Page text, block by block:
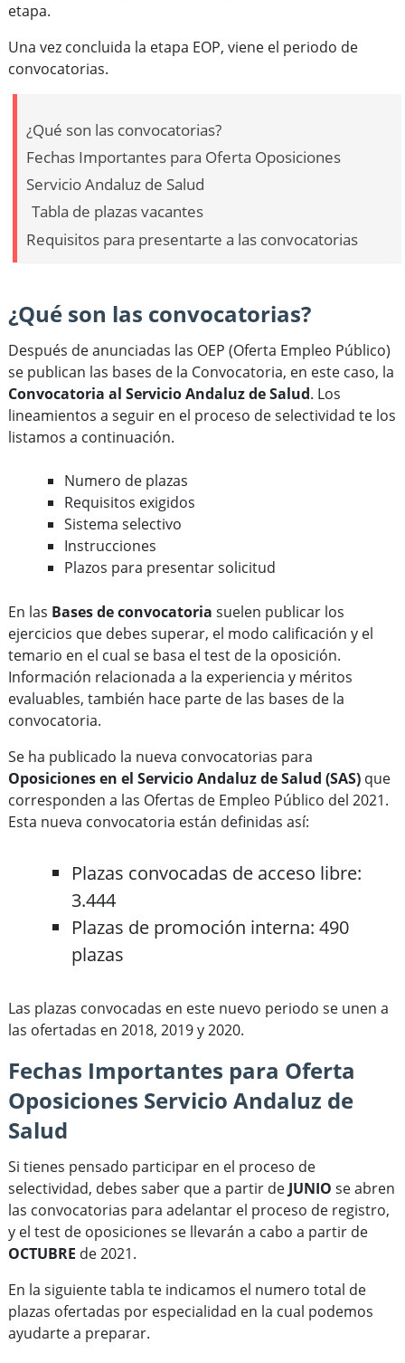
etapa.
Una vez concluida la etapa EOP, viene el periodo de
convocatorias.
¿Qué son las convocatorias?
Fechas Importantes para Oferta Oposiciones
Servicio Andaluz de Salud
Tabla de plazas vacantes
Requisitos para presentarte a las convocatorias
¿Qué son las convocatorias?
Después de anunciadas las OEP (Oferta Empleo Público)
se publican las bases de la Convocatoria, en este caso, la
Convocatoria al Servicio Andaluz de Salud. Los
lineamientos a seguir en el proceso de selectividad te los
listamos a continuación.
Numero de plazas
Requisitos exigidos
Sistema selectivo
Instrucciones
Plazos para presentar solicitud
En las Bases de convocatoria suelen publicar los
ejercicios que debes superar, el modo calificación y el
temario en el cual se basa el test de la oposición.
Información relacionada a la experiencia y méritos
evaluables, también hace parte de las bases de la
convocatoria.
Se ha publicado la nueva convocatorias para
Oposiciones en el Servicio Andaluz de Salud (SAS)que
corresponden a las Ofertas de Empleo Público del 2021.
Esta nueva convocatoria están definidas así:
Plazas convocadas de acceso libre:
3.444
Plazas de promoción interna: 490
plazas
Las plazas convocadas en este nuevo periodo se unen a
las ofertadas en 2018, 2019 y 2020.
Fechas Importantes para Oferta
Oposiciones Servicio Andaluz de
Salud
Si tienes pensado participar en el proceso de
selectividad, debes saber que a partir de JUNIO se abren
las convocatorias para adelantar el proceso de registro,
y el test de oposiciones se llevarán a cabo a partir de
OCTUBRE de 2021.
En la siguiente tabla te indicamos el numero total de
plazas ofertadas por especialidad en la cual podemos
ayudarte a preparar.